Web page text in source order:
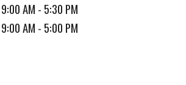
9:00 AM - 5:30 PM
9:00 AM - 5:00 PM